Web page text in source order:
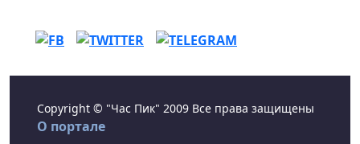
Copyright © "Час Пик" 2009 Все права защищены
О портале